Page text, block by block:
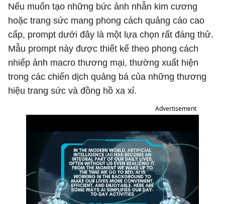
Nếu muốn tạo những bức ảnh nhẫn kim cương
hoặc trang sức mang phong cách quảng cáo cao
cấp, prompt dưới đây là một lựa chọn rất đáng thử.
Mẫu prompt này được thiết kế theo phong cách
nhiếp ảnh macro thương mại, thường xuất hiện
trong các chiến dịch quảng bá của những thương
hiệu trang sức và đồng hồ xa xỉ.
Advertisement